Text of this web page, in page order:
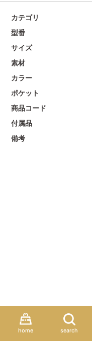
カテゴリ
型番
サイズ
素材
カラー
ポケット
商品コード
付属品
備考
home search